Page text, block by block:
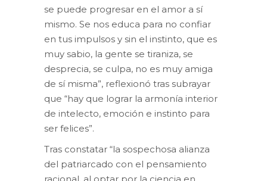
se puede progresar en el amor a sí
mismo. Se nos educa para no confiar
en tus impulsos y sin el instinto, que es
muy sabio, la gente se tiraniza, se
desprecia, se culpa, no es muy amiga
de sí misma”, reflexionó tras subrayar
que “hay que lograr la armonía interior
de intelecto, emoción e instinto para
ser felices”.
Tras constatar “la sospechosa alianza
del patriarcado con el pensamiento
racional, al optar por la ciencia en